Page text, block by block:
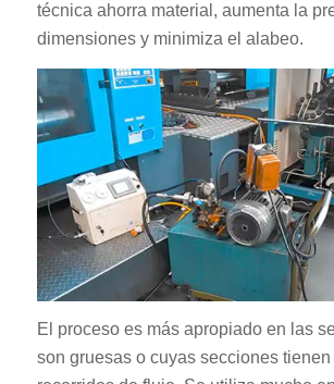
técnica ahorra material, aumenta la
dimensiones y minimiza el alabeo.
El proceso es más apropiado en las
son gruesas o cuyas secciones